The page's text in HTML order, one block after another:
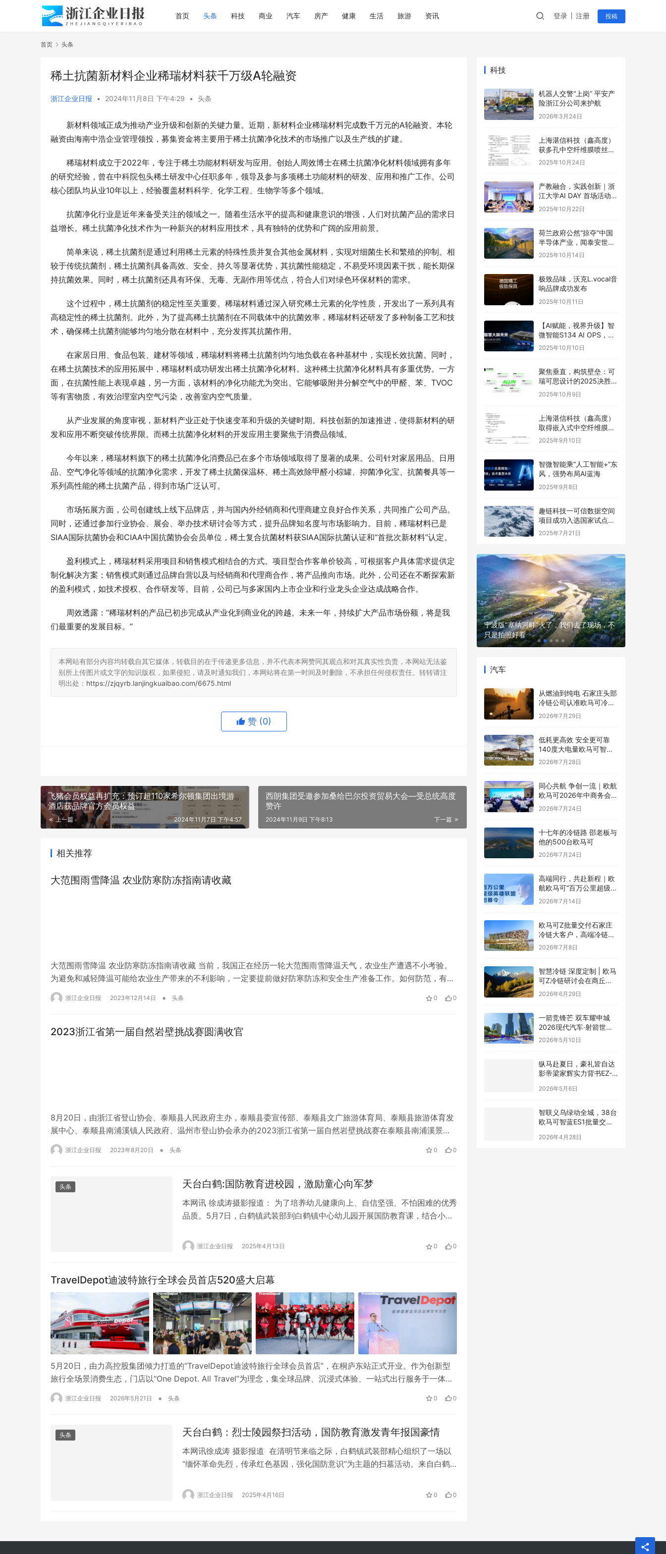
首页 头条 科技 商业 汽车 房产 健康 生活 旅游 资讯 登录 注册 投稿
首页 头条
稀土抗菌新材料企业稀瑞材料获千万级A轮融资
浙江企业日报 • 2024年11月8日 下午4:29 • 头条
新材料领域正成为推动产业升级和创新的关键力量。近期，新材料企业稀瑞材料完成数千万元的A轮融资。本轮
融资由海南中浩企业管理领投，募集资金将主要用于稀土抗菌净化技术的市场推广以及生产线的扩建。
稀瑞材料成立于2022年，专注于稀土功能材料研发与应用。创始人周效博士在稀土抗菌净化材料领域拥有多年
的研究经验，曾在中科院包头稀土研发中心任职多年，领导及参与多项稀土功能材料的研发、应用和推广工作。公司
核心团队均从业10年以上，经验覆盖材料科学、化学工程、生物学等多个领域。
抗菌净化行业是近年来备受关注的领域之一。随着生活水平的提高和健康意识的增强，人们对抗菌产品的需求日
益增长。稀土抗菌净化技术作为一种新兴的材料应用技术，具有独特的优势和广阔的应用前景。
简单来说，稀土抗菌剂是通过利用稀土元素的特殊性质并复合其他金属材料，实现对细菌生长和繁殖的抑制。相
较于传统抗菌剂，稀土抗菌剂具备高效、安全、持久等显著优势，其抗菌性能稳定，不易受环境因素干扰，能长期保
持抗菌效果。同时，稀土抗菌剂还具有环保、无毒、无副作用等优点，符合人们对绿色环保材料的需求。
这个过程中，稀土抗菌剂的稳定性至关重要。稀瑞材料通过深入研究稀土元素的化学性质，开发出了一系列具有
高稳定性的稀土抗菌剂。此外，为了提高稀土抗菌剂在不同载体中的抗菌效率，稀瑞材料还研发了多种制备工艺和技
术，确保稀土抗菌剂能够均匀地分散在材料中，充分发挥其抗菌作用。
在家居日用、食品包装、建材等领域，稀瑞材料将稀土抗菌剂均匀地负载在各种基材中，实现长效抗菌。同时，
在稀土抗菌技术的应用拓展中，稀瑞材料成功研发出稀土抗菌净化材料。这种稀土抗菌净化材料具有多重优势。一方
面，在抗菌性能上表现卓越，另一方面，该材料的净化功能尤为突出。它能够吸附并分解空气中的甲醛、苯、TVOC
等有害物质，有效治理室内空气污染，改善室内空气质量。
从产业发展的角度审视，新材料产业正处于快速变革和升级的关键时期。科技创新的加速推进，使得新材料的研
发和应用不断突破传统界限。而稀土抗菌净化材料的开发应用主要聚焦于消费品领域。
今年以来，稀瑞材料旗下的稀土抗菌净化消费品已在多个市场领域取得了显著的成果。公司针对家居用品、日用
品、空气净化等领域的抗菌净化需求，开发了稀土抗菌保温杯、稀土高效除甲醛小棕罐、抑菌净化宝、抗菌餐具等一
系列高性能的稀土抗菌产品，得到市场广泛认可。
市场拓展方面，公司创建线上线下品牌店，并与国内外经销商和代理商建立良好合作关系，共同推广公司产品。
同时，还通过参加行业协会、展会、举办技术研讨会等方式，提升品牌知名度与市场影响力。目前，稀瑞材料已是
SIAA国际抗菌协会和CIAA中国抗菌协会会员单位，稀土复合抗菌材料获SIAA国际抗菌认证和“首批次新材料”认定。
盈利模式上，稀瑞材料采用项目和销售模式相结合的方式。项目型合作客单价较高，可根据客户具体需求提供定
制化解决方案；销售模式则通过品牌自营以及与经销商和代理商合作，将产品推向市场。此外，公司还在不断探索新
的盈利模式，如技术授权、合作研发等。目前，公司已与多家国内上市企业和行业龙头企业达成战略合作。
周效透露：“稀瑞材料的产品已初步完成从产业化到商业化的跨越。未来一年，持续扩大产品市场份额，将是我
们最重要的发展目标。”
本网站有部分内容均转载自其它媒体，转载目的在于传递更多信息，并不代表本网赞同其观点和对其真实性负责，本网站无法鉴
别所上传图片或文字的知识版权，如果侵犯，请及时通知我们，本网站将在第一时间及时删除，不承担任何侵权责任。转转请注
明出处： https://zjqyrb.lanjingkuaibao.com/6675.html
赞 (0)
飞猪会员权益再扩充：预订超110家希尔顿集团出境游
酒店获品牌官方会员权益
上一篇 2024年11月7日 下午4:57
西朗集团受邀参加桑给巴尔投资贸易大会—受总统高度
赞许
下一篇
2024年11月9日 下午8:13
相关推荐
大范围雨雪降温 农业防寒防冻指南请收藏
大范围雨雪降温 农业防寒防冻指南请收藏 当前，我国正在经历一轮大范围雨雪降温天气，农业生产遭遇不小考验。
为避免和减轻降温可能给农业生产带来的不利影响，一定要提前做好防寒防冻和安全生产准备工作。如何防范，有哪
些注意事项？这份防寒防冻指南请收好。 （编辑/海报设计：冯文雅 终审：陈竞超 综合新华社、澎湃新闻等媒体报
道内容）
浙江企业日报 2023年12月14日 • 头条 0 0
2023浙江省第一届自然岩壁挑战赛圆满收官
8月20日，由浙江省登山协会、泰顺县人民政府主办，泰顺县委宣传部、泰顺县文广旅游体育局、泰顺县旅游体育发
展中心、泰顺县南浦溪镇人民政府、温州市登山协会承办的2023浙江省第一届自然岩壁挑战赛在泰顺县南浦溪景区
圆满收官。 本次比赛设置了自然岩壁男、女子难度速度赛，吸引了有来自全国各地的攀岩专业选手和爱好者100多人
报名参赛。泰顺坐落于浙江温州，是一个九山半水半…
浙江企业日报 2023年8月20日 • 头条 0 0
头条 天台白鹤:国防教育进校园，激励童心向军梦
本网讯 徐成涛摄影报道： 为了培养幼儿健康向上、自信坚强、不怕困难的优秀
品质。5月7日，白鹤镇武装部到白鹤镇中心幼儿园开展国防教育课，结合小朋
儿园的小朋友们普及国防知识。 活动刚开始，白鹤镇武装部副部长张智敏从身
浙江企业日报 2025年4月13日 0 0
TravelDepot迪波特旅行全球会员首店520盛大启幕
5月20日，由力高控股集团倾力打造的“TravelDepot迪波特旅行全球会员首店”，在桐庐东站正式开业。作为创新型
旅行全场景消费生态，门店以“One Depot. All Travel”为理念，集全球品牌、沉浸式体验、一站式出行服务于一体，
打造长三角旅行消费新地标，开启旅行消费全新范式。 本次开业仪式以“万千旅途 马上出发 ”为主题，融合品牌发
布、文旅联动…
浙江企业日报 2026年5月21日 • 头条 0 0
头条 天台白鹤：烈士陵园祭扫活动，国防教育激发青年报国豪情
本网讯徐成涛 摄影报道 在清明节来临之际，白鹤镇武装部精心组织了一场以
“缅怀革命先烈，传承红色基因，强化国防意识”为主题的扫墓活动。来自白鹤
烈致以崇高的敬意，并接受了一次深刻的国防教育。 清晨，学生们身着统一的
校服，怀着庄重的心情集合在白鹤中学门口。在武装部负责人的简短动员后，
浙江企业日报 2025年4月16日 0 0
科技
机器人交警“上岗” 平安产
险浙江分公司来护航
2026年3月24日
上海湛信科技（鑫高度）
获多孔中空纤维膜喷丝装
置等2项专利
2025年10月24日
产教融合，实践创新｜浙
江大学AI DAY 首场活动成
功举办！
2025年10月22日
荷兰政府公然“掠夺”中国
半导体产业，闻泰安世坚
决捍卫
2025年10月14日
极致品味，沃克L.vocal音
响品牌成功发布
2025年10月11日
【AI赋能，视界升级】智
微智能S134 AI OPS，重
构智慧大屏未来
2025年10月10日
聚焦垂直，构筑壁垒：可
瑞可思设计的2025决胜之
道
2025年10月9日
上海湛信科技（鑫高度）
取得嵌入式中空纤维膜喷
丝头发明专利
2025年9月10日
智微智能乘“人工智能+”东
风，强势布局AI蓝海
2025年9月8日
趣链科技一可信数据空间
项目成功入选国家试点名
单
2025年7月21日
宁波版“塞纳河畔”火了，我们去了现场，不
只是拍照好看
汽车
从燃油到纯电 石家庄头部
冷链公司认准欧马可冷藏
车
2026年7月29日
低耗更高效 安全更可靠
140度大电量欧马可智蓝
ES1纯电轻卡怀挡新品亮
2026年7月28日
同心共航 争创一流｜欧航
欧马可2026年中商务会暨
战略研讨会圆满召开
2026年7月24日
十七年的冷链路 邵老板与
他的500台欧马可
2026年7月24日
高端同行，共赴新程｜欧
航欧马可“百万公里超级英
雄联盟”全球招募正式启动
2026年7月14日
欧马可Z批量交付石家庄
冷链大客户，高端冷链运
力赋能京津冀“鲜”锋物流
2026年7月8日
智慧冷链 深度定制 | 欧马
可Z冷链研讨会在商丘举
行，新能源纯电平台赋能
冷链物流行业升级
2026年6月29日
一箭竞锋芒 双车耀申城
2026现代汽车·射箭世界
杯赛上海站圆满落幕
2026年5月10日
纵马赴夏日，豪礼皆自达
影帝梁家辉实力背书EZ-
置换季开启
2026年5月6日
智联义乌绿动全城，38台
欧马可智蓝ES1批量交付
2026年4月28日